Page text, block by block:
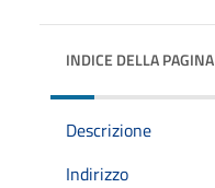
INDICE DELLA PAGINA
Descrizione
Indirizzo